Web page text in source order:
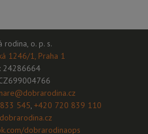
rodina, o. p. s.
1246/1, Praha 1
24286664
545, +420 720 839 110
dobrarodinaops